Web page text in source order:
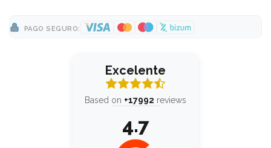
PAGO SEGURO:
Excelente
Based on +17992 reviews
4.7